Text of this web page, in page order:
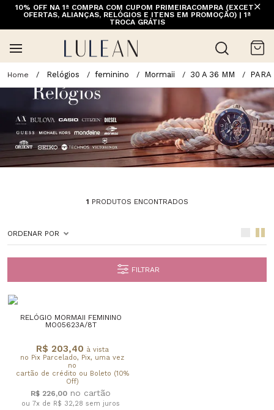
10% OFF NA 1ª COMPRA COM CUPOM PRIMEIRACOMPRA (EXCETO
OFERTAS, ALIANÇAS, RELÓGIOS E ITENS EM PROMOÇÃO) | 1ª
TROCA GRÁTIS
Relógios feminino Mormaii 30 A 36 MM PARA
1 PRODUTOS ENCONTRADOS
ORDENAR POR
FILTRAR
RELÓGIO MORMAII FEMININO
MO05623A/8T
R$ 203,40 à vista
no Pix Parcelado, Pix, uma vez
no
cartão de crédito ou Boleto (10%
Off)
R$ 226,00
ou 7x de R$ 32,28 sem juros